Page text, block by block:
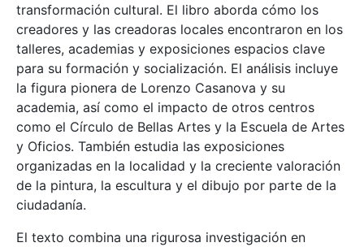
transformación cultural. El libro aborda cómo los
creadores y las creadoras locales encontraron en los
talleres, academias y exposiciones espacios clave
para su formación y socialización. El análisis incluye
la figura pionera de Lorenzo Casanova y su
academia, así como el impacto de otros centros
como el Círculo de Bellas Artes y la Escuela de Artes
y Oficios. También estudia las exposiciones
organizadas en la localidad y la creciente valoración
de la pintura, la escultura y el dibujo por parte de la
ciudadanía.
El texto combina una rigurosa investigación en